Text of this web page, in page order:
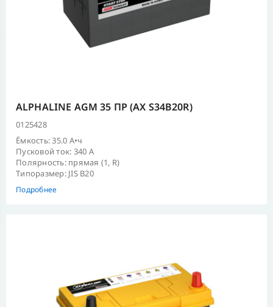
ALPHALINE AGM 35 ПР (AX S34B20R)
0125428
Ёмкость: 35.0 А•ч
Пусковой ток: 340 А
Полярность: прямая (1, R)
Типоразмер: JIS B20
Подробнее